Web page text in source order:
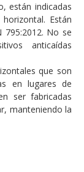
están indicadas
Están
795:2012. No se
anticaídas
que son
en lugares de
ser fabricadas
manteniendo la